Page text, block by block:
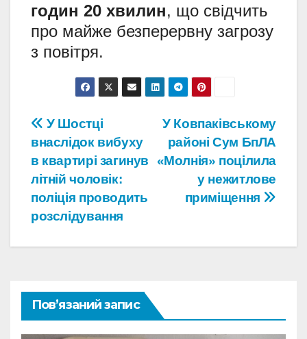
годин 20 хвилин, що свідчить
про майже безперервну загрозу
з повітря.
Навігація
записів
У Ковпаківському
районі Сум БпЛА
«Молнія» поцілила
у нежитлове
приміщення
У Шостці
внаслідок вибуху
в квартирі загинув
літній чоловік:
поліція проводить
розслідування
Пов’язаний запис